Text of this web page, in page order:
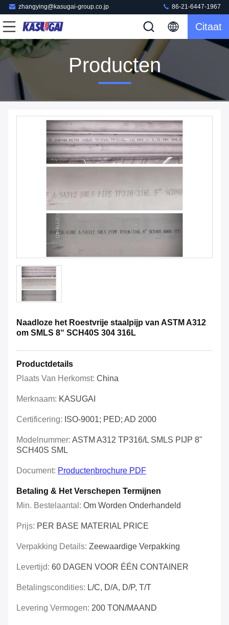
zhangying@kasugai-group.co.jp 86-21-6447-1967
Citaat
Producten
Naadloze het Roestvrije staalpijp van ASTM A312
om SMLS 8“ SCH40S 304 316L
Productdetails
Plaats Van Herkomst: China
Merknaam: KASUGAI
Certificering: ISO-9001; PED; AD 2000
Modelnummer: ASTM A312 TP316/L SMLS PIJP 8"
SCH40S SML
Document: Productenbrochure PDF
Betaling & Het Verschepen Termijnen
Min. Bestelaantal: Om Worden Onderhandeld
Prijs: PER BASE MATERIAL PRICE
Verpakking Details: Zeewaardige Verpakking
Levertijd: 60 DAGEN VOOR ÉÉN CONTAINER
Betalingscondities: L/C, D/A, D/P, T/T
Levering Vermogen: 200 TON/MAAND